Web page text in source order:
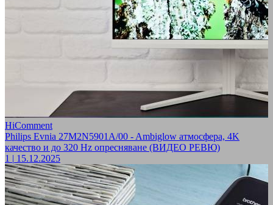
HiComment
Philips Evnia 27M2N5901A/00 - Ambiglow атмосфера, 4K
качество и до 320 Hz опресняване (ВИДЕО РЕВЮ)
1 | 15.12.2025